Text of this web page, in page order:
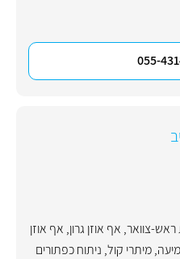
055-
ראש-צוואר, אף אוזן גרון, אף אוזן
,מיתרי קול, ניתוח כפתורים